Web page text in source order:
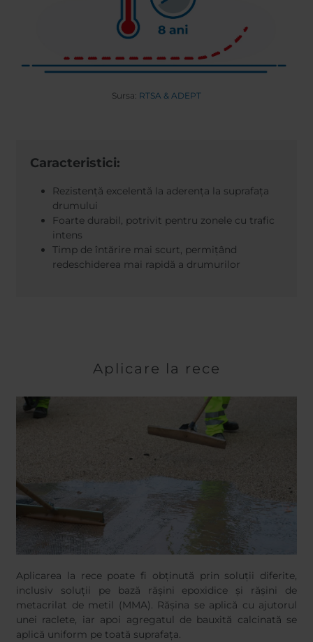
Sursa: RTSA & ADEPT
Caracteristici:
Rezistență excelentă la aderența la suprafața
drumului
Foarte durabil, potrivit pentru zonele cu trafic
intens
Timp de întărire mai scurt, permițând
redeschiderea mai rapidă a drumurilor
Aplicare la rece
Aplicarea la rece poate fi obținută prin soluții diferite,
inclusiv soluții pe bază rășini epoxidice și rășini de
metacrilat de metil (MMA). Rășina se aplică cu ajutorul
unei raclete, iar apoi agregatul de bauxită calcinată se
aplică uniform pe toată suprafața.